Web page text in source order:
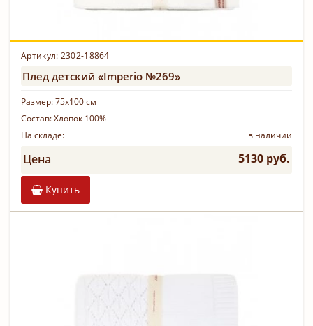
Артикул: 2302-18864
Плед детский «Imperio №269»
Размер:75х100 см
Состав:Хлопок 100%
На складе:
в наличии
Цена 5130 руб.
Купить